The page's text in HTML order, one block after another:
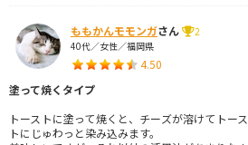
ももかんモモンガさん
2
40代／女性／福岡県
4.50
塗って焼くタイプ
トーストに塗って焼くと、チーズが溶けてトース
トにじゅわっと染み込みます。